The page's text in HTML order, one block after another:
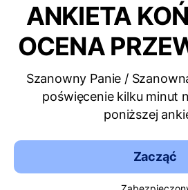
ANKIETA
OCENA
Szanowny Panie /
poświęcenie kilku minut
poniższej
Zacząć